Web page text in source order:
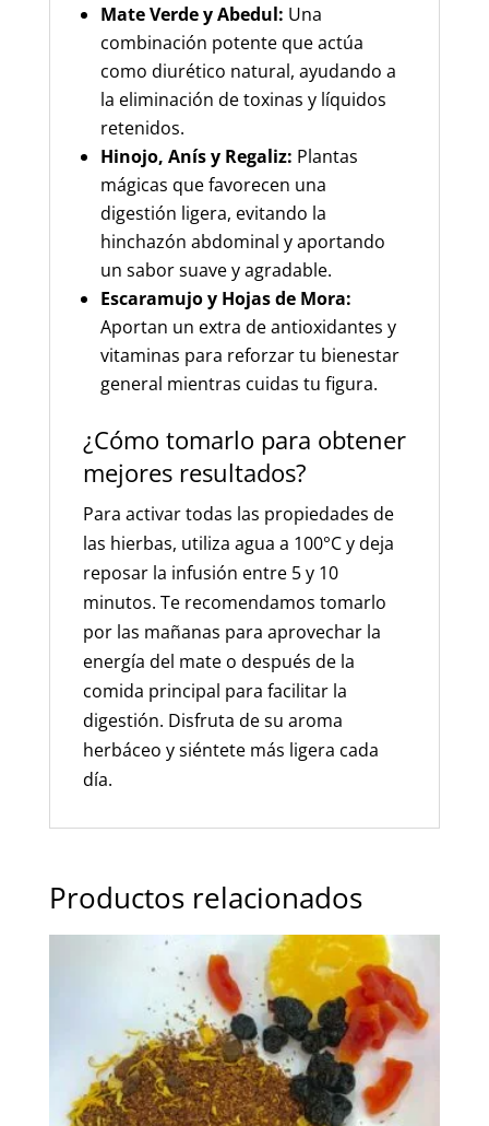
Mate Verde y Abedul: Una
combinación potente que actúa
como diurético natural, ayudando a
la eliminación de toxinas y líquidos
retenidos.
Hinojo, Anís y Regaliz: Plantas
mágicas que favorecen una
digestión ligera, evitando la
hinchazón abdominal y aportando
un sabor suave y agradable.
Escaramujo y Hojas de Mora:
Aportan un extra de antioxidantes y
vitaminas para reforzar tu bienestar
general mientras cuidas tu figura.
¿Cómo tomarlo para obtener
mejores resultados?
Para activar todas las propiedades de
las hierbas, utiliza agua a 100°C y deja
reposar la infusión entre 5 y 10
minutos. Te recomendamos tomarlo
por las mañanas para aprovechar la
energía del mate o después de la
comida principal para facilitar la
digestión. Disfruta de su aroma
herbáceo y siéntete más ligera cada
día.
Productos relacionados